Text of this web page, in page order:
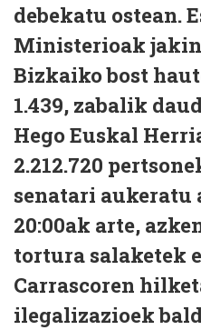
debekatu ostean.
Ministerioak
Bizkaiko bost
1.439, zabalik
Hego Euskal
2.212.720
senatari aukeratu
20:00ak arte,
tortura salaketek
Carrascoren
ilegalizazioek